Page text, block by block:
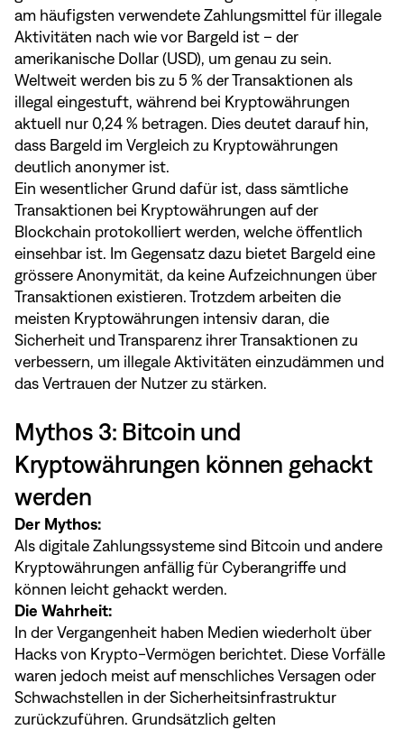
am häufigsten verwendete Zahlungsmittel für illegale
Aktivitäten nach wie vor Bargeld ist – der
amerikanische Dollar (USD), um genau zu sein.
Weltweit werden bis zu 5 % der Transaktionen als
illegal eingestuft, während bei Kryptowährungen
aktuell nur 0,24 % betragen. Dies deutet darauf hin,
dass Bargeld im Vergleich zu Kryptowährungen
deutlich anonymer ist.
Ein wesentlicher Grund dafür ist, dass sämtliche
Transaktionen bei Kryptowährungen auf der
Blockchain protokolliert werden, welche öffentlich
einsehbar ist. Im Gegensatz dazu bietet Bargeld eine
grössere Anonymität, da keine Aufzeichnungen über
Transaktionen existieren. Trotzdem arbeiten die
meisten Kryptowährungen intensiv daran, die
Sicherheit und Transparenz ihrer Transaktionen zu
verbessern, um illegale Aktivitäten einzudämmen und
das Vertrauen der Nutzer zu stärken.
Mythos 3: Bitcoin und
Kryptowährungen können gehackt
werden
Der Mythos:
Als digitale Zahlungssysteme sind Bitcoin und andere
Kryptowährungen anfällig für Cyberangriffe und
können leicht gehackt werden.
Die Wahrheit:
In der Vergangenheit haben Medien wiederholt über
Hacks von Krypto-Vermögen berichtet. Diese Vorfälle
waren jedoch meist auf menschliches Versagen oder
Schwachstellen in der Sicherheitsinfrastruktur
zurückzuführen. Grundsätzlich gelten